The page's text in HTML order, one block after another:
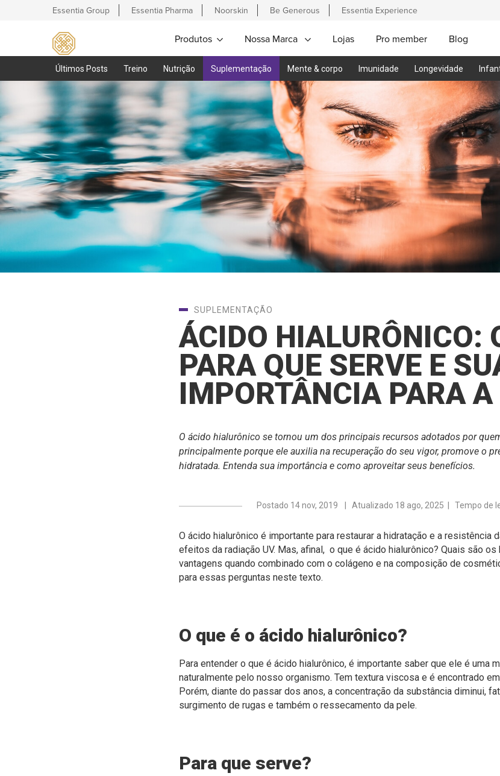
Essentia Group Essentia Pharma Noorskin Be Generous Essentia Experience
Produtos Nossa Marca Lojas Pro member Blog
Últimos Posts Treino Nutrição Suplementação Mente & corpo Imunidade Longevidade
SUPLEMENTAÇÃO
ÁCIDO HIALURÔNICO:
PARA QUE SERVE E
IMPORTÂNCIA PARA A
O ácido hialurônico se tornou um dos principais recursos adotados por
principalmente porque ele auxilia na recuperação do seu vigor, promove o
hidratada. Entenda sua importância e como aproveitar seus benefícios.
Postado 14 nov, 2019 | Atualizado 18 ago, 2025 | Tempo de
O ácido hialurônico é importante para restaurar a hidratação e a resistência
efeitos da radiação UV. Mas, afinal, o que é ácido hialurônico? Quais são
vantagens quando combinado com o colágeno e na composição de
para essas perguntas neste texto.
O que é o ácido hialurônico?
Para entender o que é ácido hialurônico, é importante saber que ele é uma
naturalmente pelo nosso organismo. Tem textura viscosa e é encontrado
Porém, diante do passar dos anos, a concentração da substância diminui,
surgimento de rugas e também o ressecamento da pele.
Para que serve?